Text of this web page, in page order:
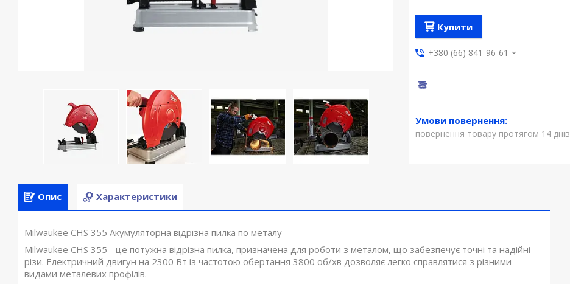
Купити
+380 (66) 841-96-61
повернення товару протягом 14 днів
Опис Характеристики
Milwaukee CHS 355 Акумуляторна відрізна пилка по металу
Milwaukee CHS 355 - це потужна відрізна пилка, призначена для роботи з металом, що забезпечує точні та надійні
різи. Електричний двигун на 2300 Вт із частотою обертання 3800 об/хв дозволяє легко справлятися з різними
видами металевих профілів.